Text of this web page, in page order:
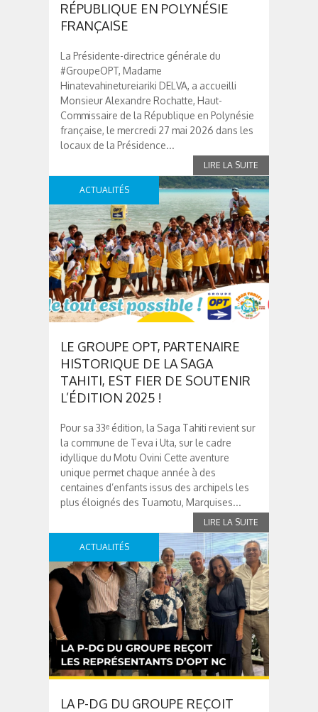
RÉPUBLIQUE EN POLYNÉSIE
FRANÇAISE
La Présidente-directrice générale du
#GroupeOPT, Madame
Hinatevahinetureiariki DELVA, a accueilli
Monsieur Alexandre Rochatte, Haut-
Commissaire de la République en Polynésie
française, le mercredi 27 mai 2026 dans les
locaux de la Présidence...
ACTUALITÉS
LE GROUPE OPT, PARTENAIRE
HISTORIQUE DE LA SAGA
TAHITI, EST FIER DE SOUTENIR
L’ÉDITION 2025 !
Pour sa 33ᵉ édition, la Saga Tahiti revient sur
la commune de Teva i Uta, sur le cadre
idyllique du Motu Ovini Cette aventure
unique permet chaque année à des
centaines d’enfants issus des archipels les
plus éloignés des Tuamotu, Marquises...
ACTUALITÉS
LA P-DG DU GROUPE REÇOIT